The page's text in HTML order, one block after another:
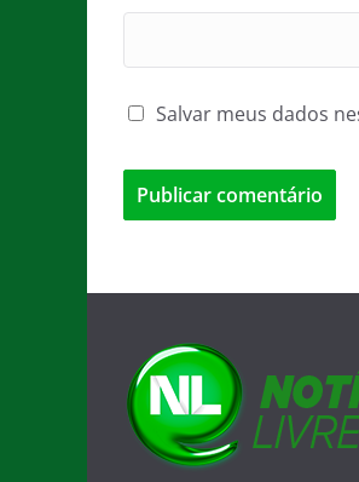
Salvar meus dados